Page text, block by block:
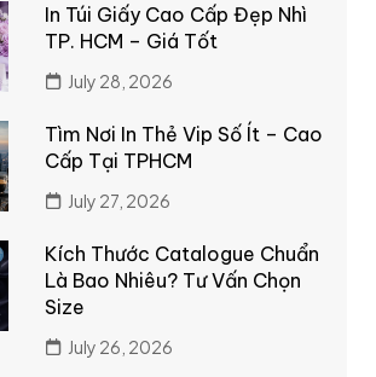
In Túi Giấy Cao Cấp Đẹp Nhì
TP. HCM – Giá Tốt
July 28, 2026
Tìm Nơi In Thẻ Vip Số Ít – Cao
Cấp Tại TPHCM
July 27, 2026
Kích Thước Catalogue Chuẩn
Là Bao Nhiêu? Tư Vấn Chọn
Size
July 26, 2026